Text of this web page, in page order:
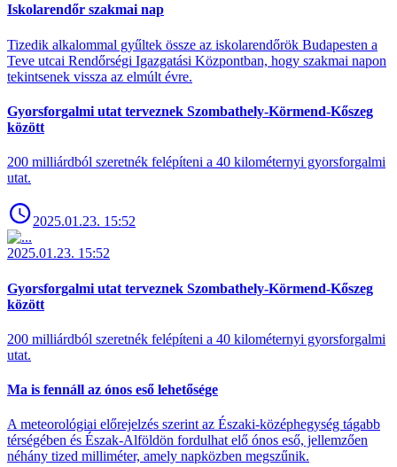
Iskolarendőr szakmai nap
Tizedik alkalommal gyűltek össze az iskolarendőrök Budapesten a
Teve utcai Rendőrségi Igazgatási Központban, hogy szakmai napon
tekintsenek vissza az elmúlt évre.
Gyorsforgalmi utat terveznek Szombathely-Körmend-Kőszeg
között
200 milliárdból szeretnék felépíteni a 40 kilométernyi gyorsforgalmi
utat.
2025.01.23. 15:52
2025.01.23. 15:52
Gyorsforgalmi utat terveznek Szombathely-Körmend-Kőszeg
között
200 milliárdból szeretnék felépíteni a 40 kilométernyi gyorsforgalmi
utat.
Ma is fennáll az ónos eső lehetősége
A meteorológiai előrejelzés szerint az Északi-középhegység tágabb
térségében és Észak-Alföldön fordulhat elő ónos eső, jellemzően
néhány tized milliméter, amely napközben megszűnik.